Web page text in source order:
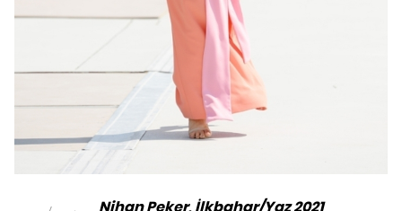
Nihan Peker, İlkbahar/Yaz 2021